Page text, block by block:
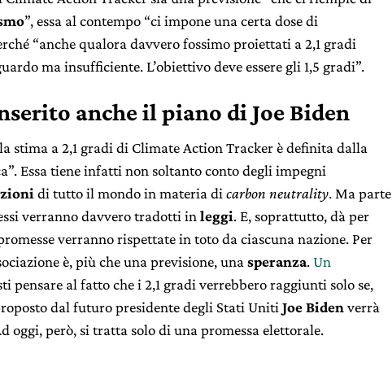
”, essa al contempo “ci impone una certa dose di
“anche qualora davvero fossimo proiettati a 2,1 gradi
ma insufficiente. L’obiettivo deve essere gli 1,5 gradi”.
anche il piano di Joe Biden
stima a 2,1 gradi di Climate Action Tracker è definita dalla
Essa tiene infatti non soltanto conto degli impegni
di tutto il mondo in materia di carbon neutrality. Ma parte
verranno davvero tradotti in leggi. E, soprattutto, dà per
verranno rispettate in toto da ciascuna nazione. Per
è, più che una previsione, una speranza.Un
pensare al fatto che i 2,1 gradi verrebbero raggiunti solo se,
dal futuro presidente degli Stati Uniti Joe Biden verrà
oggi, però, si tratta solo di una promessa elettorale.